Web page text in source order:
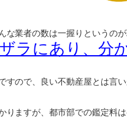
業者の数は一握りというのが
ラにあり、分
ので、良い不動産屋とは言い
ますが、都市部での鑑定料